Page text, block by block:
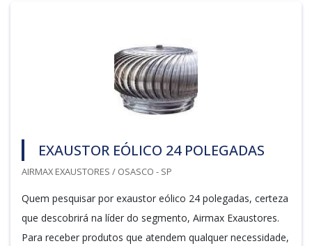
EXAUSTOR EÓLICO 24 POLEGADAS
AIRMAX EXAUSTORES / OSASCO - SP
Quem pesquisar por exaustor eólico 24 polegadas, certeza
que descobrirá na líder do segmento, Airmax Exaustores.
Para receber produtos que atendem qualquer necessidade,